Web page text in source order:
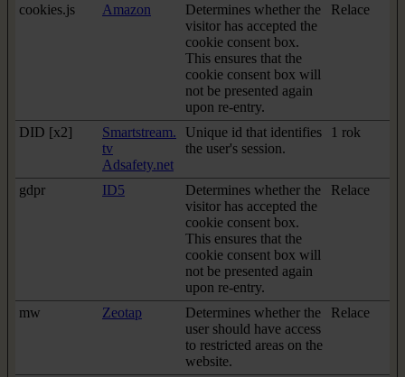
cookies.js Amazon
Determines whether the
visitor has accepted the
cookie consent box.
This ensures that the
cookie consent box will
not be presented again
upon re-entry.
Relace
DID [x2]
Smartstream.
tv
Adsafety.net
Unique id that identifies
the user's session.
1 rok
gdpr ID5
Determines whether the
visitor has accepted the
cookie consent box.
This ensures that the
cookie consent box will
not be presented again
upon re-entry.
Relace
mw Zeotap
Determines whether the
user should have access
to restricted areas on the
website.
Relace